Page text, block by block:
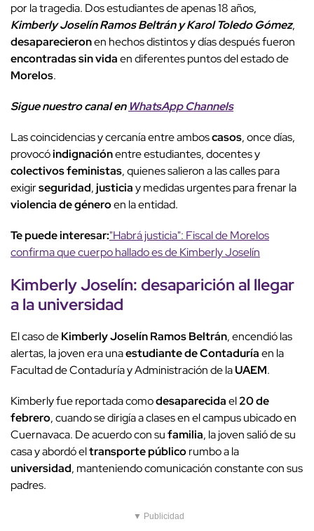
por la tragedia. Dos estudiantes de apenas 18 años,
Kimberly Joselín Ramos Beltrán y Karol Toledo Gómez,
desaparecieronen hechos distintos y días después fueron
encontradas sin vidaen diferentes puntos del estado de
Morelos.
Sigue nuestro canal en WhatsApp Channels
Las coincidencias y cercanía entre amboscasos, once días,
provocóindignaciónentre estudiantes, docentes y
colectivos feministas, quienes salieron a las calles para
exigirseguridad,justiciay medidas urgentes para frenar la
violencia de géneroen la entidad.
Te puede interesar:"Habrá justicia": Fiscal de Morelos
confirma que cuerpo hallado es de Kimberly Joselín
Kimberly Joselín: desaparición al llegar
a launiversidad
El caso deKimberly Joselín Ramos Beltrán, encendió las
alertas, la joven era unaestudiante de Contaduríaen la
Facultad de Contaduría y Administración de laUAEM.
Kimberly fue reportada comodesaparecidael20 de
febrero, cuando se dirigía a clases en el campus ubicado en
Cuernavaca. De acuerdo con sufamilia, la joven salió de su
casa y abordó eltransporte públicorumbo a la
universidad, manteniendo comunicación constante con sus
padres.
▼ Publicidad